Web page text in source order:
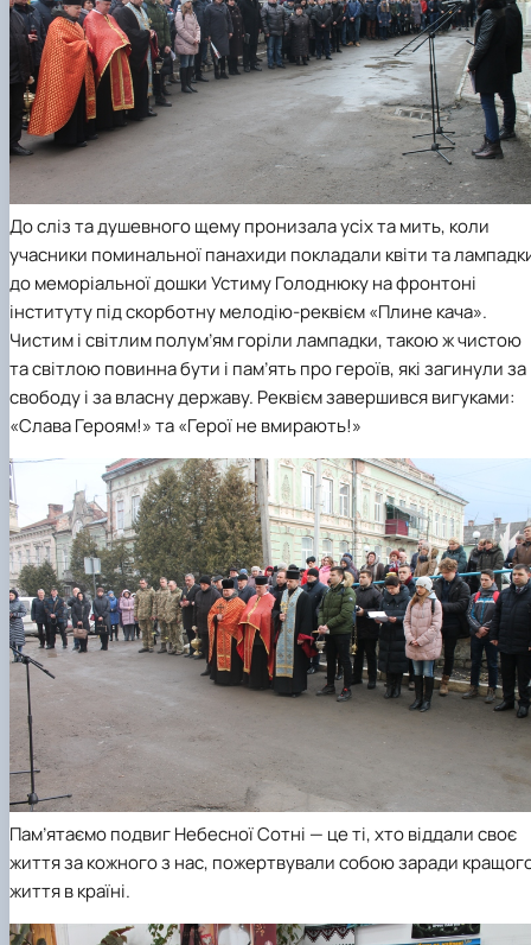
До сліз та душевного щему пронизала усіх та мить, коли
учасники поминальної панахиди покладали квіти та
до меморіальної дошки Устиму Голоднюку на фронтоні
інституту під скорботну мелодію-реквієм «Плине кача».
Чистим і світлим полум’ям горіли лампадки, такою ж чистою
та світлою повинна бути і пам’ять про героїв, які загинули за
свободу і за власну державу. Реквієм завершився вигуками:
«Слава Героям!» та «Герої не вмирають!»
Пам’ятаємо подвиг Небесної Сотні — це ті, хто віддали своє
життя за кожного з нас, пожертвували собою заради
життя в країні.